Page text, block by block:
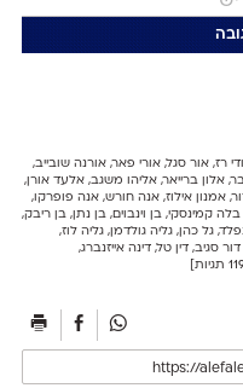
רז, אור סגל, אורי פאר, אורנה שובייב,
, אלון ברייאר, אליהו משגב, אלעד אורן,
, אמנון אילוז, אנה חורש, אנה פופרקו,
בלה קמינסקי, בן וינבוים, בן נתן, בן ריבק,
, גל כהן, גליה גולדמן, גליה לוז,
דור סגיב, דין טל, דינה אייזנברג,